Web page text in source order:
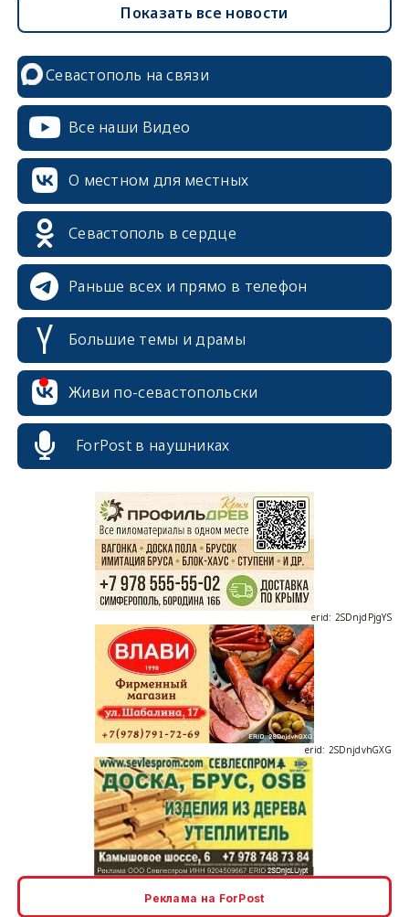
Показать все новости
Севастополь на связи
Все наши Видео
О местном для местных
Севастополь в сердце
Раньше всех и прямо в телефон
Большие темы и драмы
Живи по-севастопольски
ForPost в наушниках
erid: 2SDnjcrDNw6
erid: 2SDnjdvhGXG
erid: 2SDnjcLUypt
Реклама на ForPost